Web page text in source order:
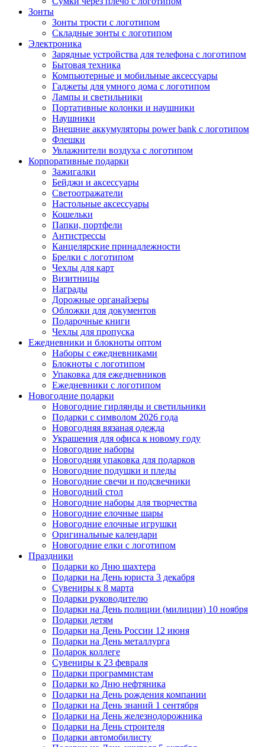
Зонты
Зонты трости с логотипом
Складные зонты с логотипом
Электроника
Зарядные устройства для телефона с логотипом
Бытовая техника
Компьютерные и мобильные аксессуары
Гаджеты для умного дома с логотипом
Лампы и светильники
Портативные колонки и наушники
Наушники
Внешние аккумуляторы power bank с логотипом
Флешки
Увлажнители воздуха с логотипом
Корпоративные подарки
Зажигалки
Бейджи и аксессуары
Светоотражатели
Настольные аксессуары
Кошельки
Папки, портфели
Антистрессы
Канцелярские принадлежности
Брелки с логотипом
Чехлы для карт
Визитницы
Награды
Дорожные органайзеры
Обложки для документов
Подарочные книги
Чехлы для пропуска
Ежедневники и блокноты оптом
Наборы с ежедневниками
Блокноты с логотипом
Упаковка для ежедневников
Ежедневники с логотипом
Новогодние подарки
Новогодние гирлянды и светильники
Подарки с символом 2026 года
Новогодняя вязаная одежда
Украшения для офиса к новому году
Новогодние наборы
Новогодняя упаковка для подарков
Новогодние подушки и пледы
Новогодние свечи и подсвечники
Новогодний стол
Новогодние наборы для творчества
Новогодние елочные шары
Новогодние елочные игрушки
Оригинальные календари
Новогодние елки с логотипом
Праздники
Подарки ко Дню шахтера
Подарки на День юриста 3 декабря
Сувениры к 8 марта
Подарки руководителю
Подарки на День полиции (милиции) 10 ноября
Подарки детям
Подарки на День России 12 июня
Подарки на День металлурга
Подарок коллеге
Сувениры к 23 февраля
Подарки программистам
Подарки ко Дню нефтяника
Подарки на День рождения компании
Подарки на День знаний 1 сентября
Подарки на День железнодорожника
Подарки на День строителя
Подарки автомобилисту